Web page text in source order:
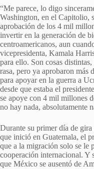
“Me parece, lo digo
Washington, en el Capitolio,
aprobación de los 4 mil
invertir en la generación de
centroamericanos, aun
vicepresidenta, Kamala
para ello. Son cosas
rasa, pero ya aprobaron más
para apoyar en la guerra a
desde que estaba el
se apoye con 4 mil millones
no hay nada, absolutamente
Durante su primer día de
que inició en Guatemala, el
que a la migración solo se le
cooperación internacional. Y
que México se ausentó de